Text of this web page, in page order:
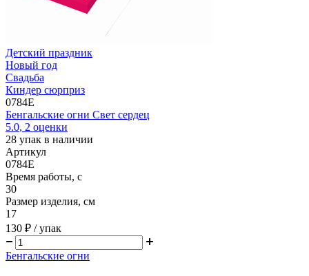
Детский праздник
Новый год
Свадьба
Киндер сюрприз
0784E
Бенгальские огни Свет сердец
5.0, 2 оценки
28 упак в наличии
Артикул
0784E
Время работы, с
30
Размер изделия, см
17
130 ₽ / упак
Бенгальские огни